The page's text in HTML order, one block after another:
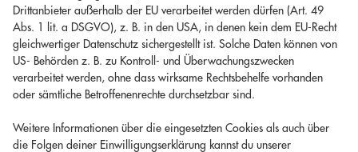
Drittanbieter außerhalb der EU verarbeitet werden dürfen (Art. 49
Abs. 1 lit. a DSGVO), z. B. in den USA, in denen kein dem EU-Recht
gleichwertiger Datenschutz sichergestellt ist. Solche Daten können von
US- Behörden z. B. zu Kontroll- und Überwachungszwecken
verarbeitet werden, ohne dass wirksame Rechtsbehelfe vorhanden
oder sämtliche Betroffenenrechte durchsetzbar sind.
Weitere Informationen über die eingesetzten Cookies als auch über
die Folgen deiner Einwilligungserklärung kannst du unserer